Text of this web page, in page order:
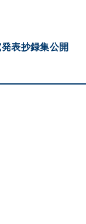
表抄録集公開